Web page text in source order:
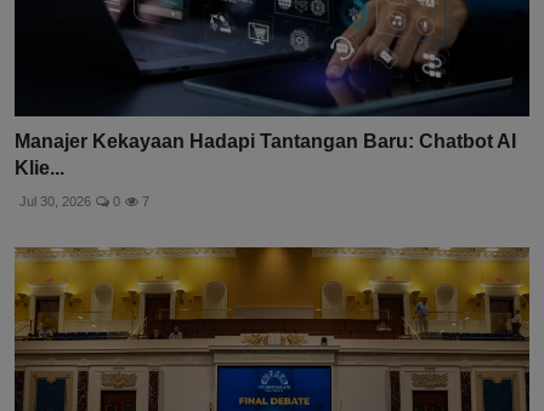
Manajer Kekayaan Hadapi Tantangan Baru: Chatbot AI
Klie...
Jul 30, 2026 0 7